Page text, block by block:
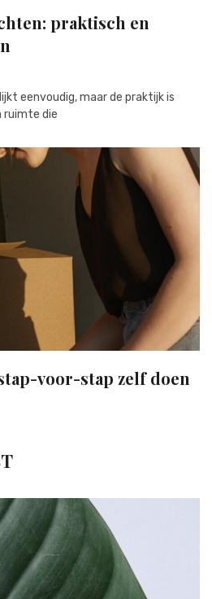
praktisch en
eenvoudig, maar de praktijk is
ruimte die
voor-stap zelf doen